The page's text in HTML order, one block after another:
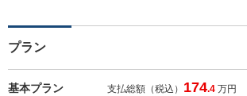
プラン
基本プラン 支払総額（税込） 174.4 万円